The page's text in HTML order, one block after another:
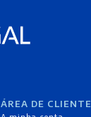
ÁREA DE CLIENTE